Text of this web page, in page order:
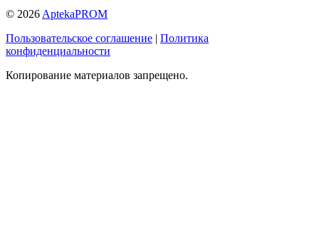
© 2026 AptekaPROM
Пользовательское соглашение | Политика
конфиденциальности
Копирование материалов запрещено.